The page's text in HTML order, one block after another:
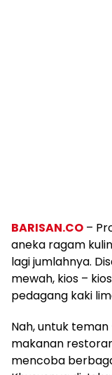
BARISAN.CO –
aneka ragam
lagi jumlahnya.
mewah, kios –
pedagang kaki
Nah, untuk
makanan
mencoba